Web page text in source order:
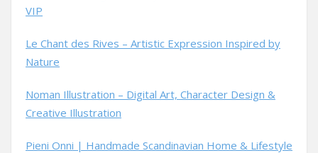
VIP
Le Chant des Rives – Artistic Expression Inspired by
Nature
Noman Illustration – Digital Art, Character Design &
Creative Illustration
Pieni Onni | Handmade Scandinavian Home & Lifestyle